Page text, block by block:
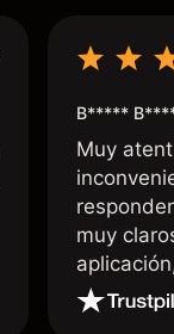
B*****
Muy
muy